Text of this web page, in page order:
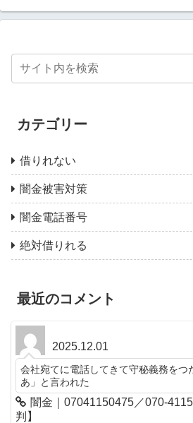
カテゴリー
借りれない
闇金被害対策
闇金電話番号
絶対借りれる
最近のコメント
2025.12.01
会社宛てに電話してきて守秘義務をつ
あ」と言われた
闇金｜07041150475／070-
判】